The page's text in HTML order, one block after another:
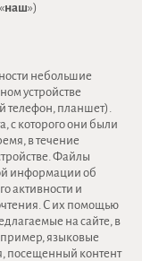
наш»)
небольшие
устройстве
телефон, планшет).
с которого они были
в течение
Файлы
информации об
активности и
С их помощью
на сайте, в
языковые
посещенный контент